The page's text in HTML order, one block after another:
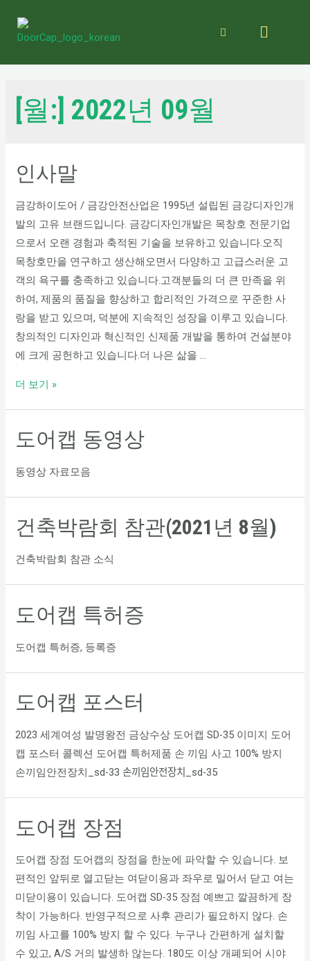
[월:] 2022년 09월
인사말
금강하이도어 / 금강안전산업은 1995년 설립된 금강디자인개
발의 고유 브랜드입니다. 금강디자인개발은 목창호 전문기업
으로서 오랜 경험과 축적된 기술을 보유하고 있습니다.오직
목창호만을 연구하고 생산해오면서 다양하고 고급스러운 고
객의 욕구를 충족하고 있습니다.고객분들의 더 큰 만족을 위
하여, 제품의 품질을 향상하고 합리적인 가격으로 꾸준한 사
랑을 받고 있으며, 덕분에 지속적인 성장을 이루고 있습니다.
창의적인 디자인과 혁신적인 신제품 개발을 통하여 건설분야
에 크게 공헌하고 있습니다.더 나은 삶을 …
더 보기 »
도어캡 동영상
동영상 자료모음
건축박람회 참관(2021년 8월)
건축박람회 참관 소식
도어캡 특허증
도어캡 특허증, 등록증
도어캡 포스터
2023 세계여성 발명왕전 금상수상 도어캡 SD-35 이미지 도어
캡 포스터 콜렉션 도어캡 특허제품 손 끼임 사고 100% 방지
손끼임안전장치_sd-33 손끼임안전장치_sd-35
도어캡 장점
도어캡 장점 도어캡의 장점을 한눈에 파악할 수 있습니다. 보
편적인 앞뒤로 열고닫는 여닫이용과 좌우로 밀어서 닫고 여는
미닫이용이 있습니다. 도어캡 SD-35 장점 예쁘고 깔끔하게 장
착이 가능하다. 반영구적으로 사후 관리가 필요하지 않다. 손
끼임 사고를 100% 방지 할 수 있다. 누구나 간편하게 설치할
수 있고, A/S 거의 발생하 않는다. 180도 이상 개폐되어 시야